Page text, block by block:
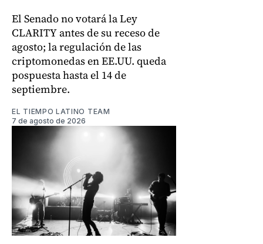
El Senado no votará la Ley
CLARITY antes de su receso de
agosto; la regulación de las
criptomonedas en EE.UU. queda
pospuesta hasta el 14 de
septiembre.
EL TIEMPO LATINO TEAM
7 de agosto de 2026